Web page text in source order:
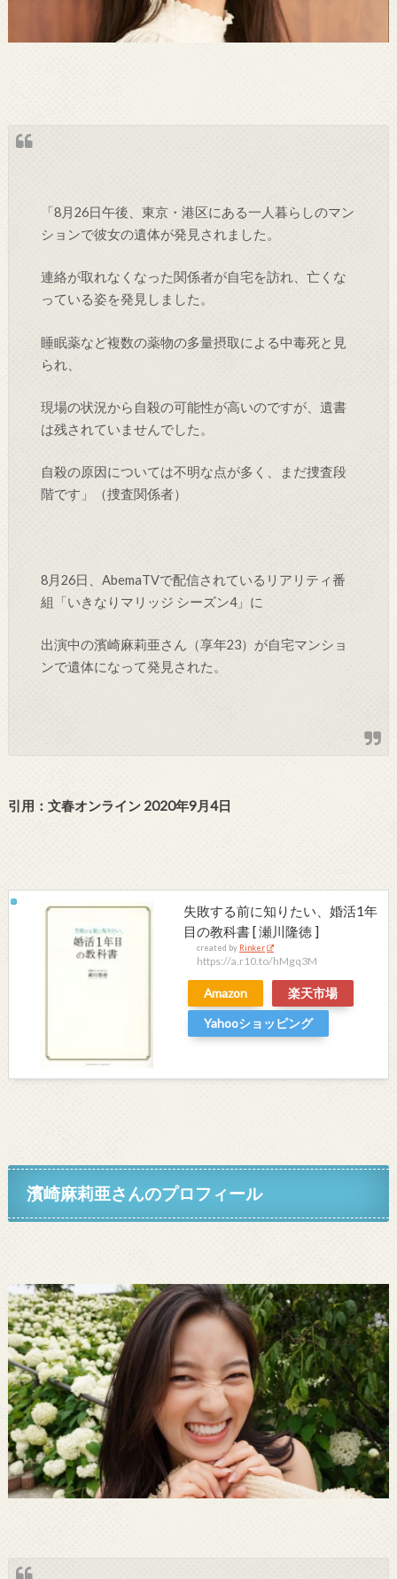
「8月26日午後、東京・港区にある一人暮らしのマン
ションで彼女の遺体が発見されました。
連絡が取れなくなった関係者が自宅を訪れ、亡くな
っている姿を発見しました。
睡眠薬など複数の薬物の多量摂取による中毒死と見
られ、
現場の状況から自殺の可能性が高いのですが、遺書
は残されていませんでした。
自殺の原因については不明な点が多く、まだ捜査段
階です」（捜査関係者）
8月26日、AbemaTVで配信されているリアリティ番
組「いきなりマリッジ シーズン4」に
出演中の濱崎麻莉亜さん（享年23）が自宅マンショ
ンで遺体になって発見された。
引用：文春オンライン 2020年9月4日
失敗する前に知りたい、婚活1年
目の教科書 [ 瀬川隆徳 ]
created by Rinker
https://a.r10.to/hMgq3M
Amazon
楽天市場
Yahooショッピング
濱崎麻莉亜さんのプロフィール